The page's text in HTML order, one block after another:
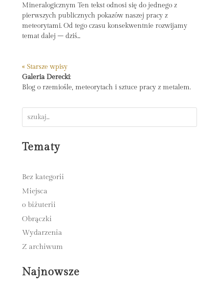
Mineralogicznym Ten tekst odnosi się do jednego z
pierwszych publicznych pokazów naszej pracy z
meteorytami. Od tego czasu konsekwentnie rozwijamy
temat dalej – dziś...
« Starsze wpisy
Galeria Derecki:
Blog o rzemiośle, meteorytach i sztuce pracy z metalem.
Tematy
Bez kategorii
Miejsca
o biżuterii
Obrączki
Wydarzenia
Z archiwum
Najnowsze